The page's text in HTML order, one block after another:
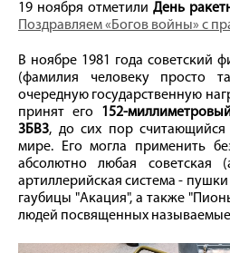
19 ноября отметили День
Поздравляем «Богов войны» с
В ноябре 1981 года советский
(фамилия человеку просто
очередную государственную
принят его 152-
3БВ3, до сих пор
мире. Его могла применить
абсолютно любая советская
артиллерийская система -
гаубицы "Акация", а также
людей посвященных